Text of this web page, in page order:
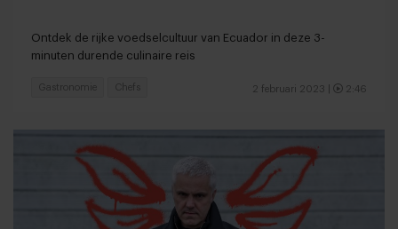
Ontdek de rijke voedselcultuur van Ecuador in deze 3-
minuten durende culinaire reis
2 februari 2023 2:46
Gastronomie Chefs